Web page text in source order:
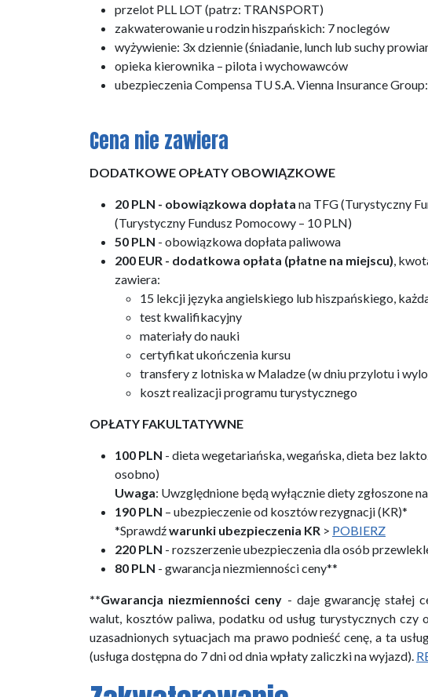
przelot PLL LOT (patrz: TRANSPORT)
zakwaterowanie u rodzin hiszpańskich: 7 noclegów
wyżywienie: 3x dziennie (śniadanie, lunch lub suchy
opieka kierownika – pilota i wychowawców
ubezpieczenia Compensa TU S.A. Vienna Insurance
Cena nie zawiera
DODATKOWE OPŁATY OBOWIĄZKOWE
20 PLN - obowiązkowa dopłata na TFG (Turystyczny
(Turystyczny Fundusz Pomocowy – 10 PLN)
50 PLN - obowiązkowa dopłata paliwowa
200 EUR - dodatkowa opłata (płatne na miejscu) ,
zawiera:
15 lekcji języka angielskiego lub hiszpańskiego,
test kwalifikacyjny
materiały do nauki
certyfikat ukończenia kursu
transfery z lotniska w Maladze (w dniu przylotu i
koszt realizacji programu turystycznego
OPŁATY FAKULTATYWNE
100 PLN - dieta wegetariańska, wegańska, dieta bez
osobno)
Uwaga: Uwzględnione będą wyłącznie diety zgłoszone
190 PLN – ubezpieczenie od kosztów rezygnacji (KR)*
*Sprawdźwarunki ubezpieczenia KR > POBIERZ
220 PLN - rozszerzenie ubezpieczenia dla osób
80 PLN - gwarancja niezmienności ceny**
**Gwarancja niezmienności ceny - daje gwarancję stałej
walut, kosztów paliwa, podatku od usług turystycznych
uzasadnionych sytuacjach ma prawo podnieść cenę, a ta
(usługa dostępna do 7 dni od dnia wpłaty zaliczki na wyjazd).